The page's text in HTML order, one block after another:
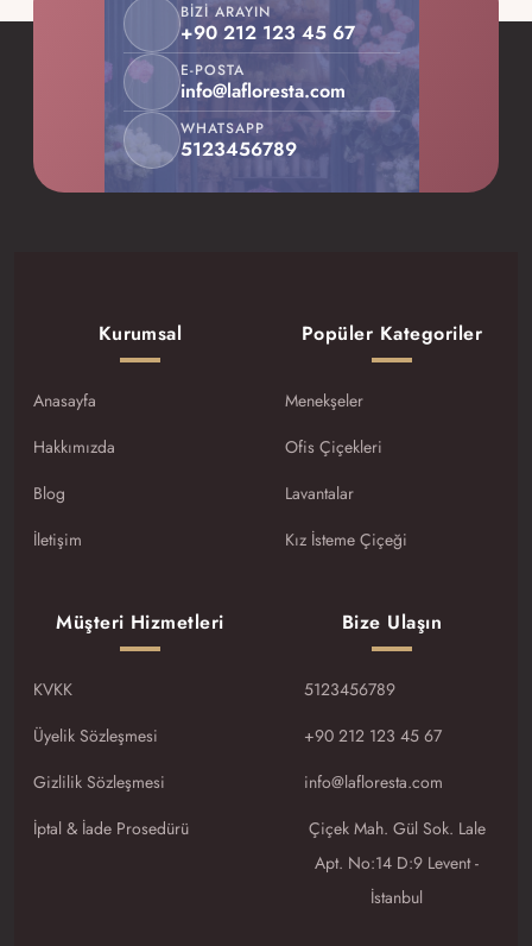
BIZI ARAYIN
+90 212 123 45 67
E-POSTA
info@lafloresta.com
WHATSAPP
5123456789
Kurumsal
Anasayfa
Hakkımızda
Blog
İletişim
Popüler Kategoriler
Menekşeler
Ofis Çiçekleri
Lavantalar
Kız İsteme Çiçeği
Müşteri Hizmetleri
KVKK
Üyelik Sözleşmesi
Gizlilik Sözleşmesi
İptal & İade Prosedürü
Bize Ulaşın
5123456789
+90 212 123 45 67
info@lafloresta.com
Çiçek Mah. Gül Sok. Lale
Apt. No:14 D:9 Levent -
İstanbul